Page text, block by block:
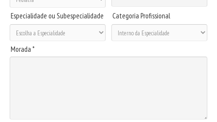
Especialidade ou Subespecialidade Categoria Profissional
Morada *